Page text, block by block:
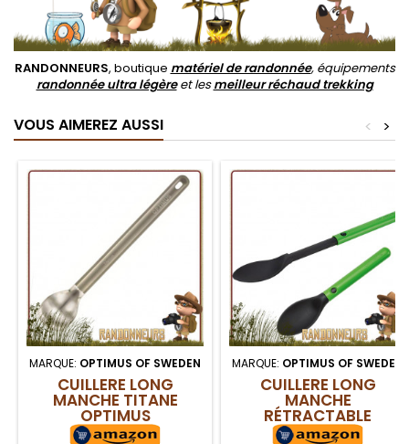
RANDONNEURS, boutique matériel de randonnée, équipements
randonnée ultra légèreet les meilleur réchaud trekking
VOUS AIMEREZ AUSSI >
<
MARQUE: OPTIMUS OF SWEDEN
CUILLERE LONG
MANCHE TITANE
OPTIMUS
MARQUE: OPTIMUS OF SWEDEN
CUILLERE LONG
MANCHE
RÉTRACTABLE
OPTIMUS